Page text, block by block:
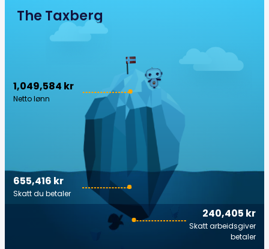
The Taxberg
1,049,584 kr
Netto lønn
240,405 kr
Skatt arbeidsgiver
betaler
655,416 kr
Skatt du betaler